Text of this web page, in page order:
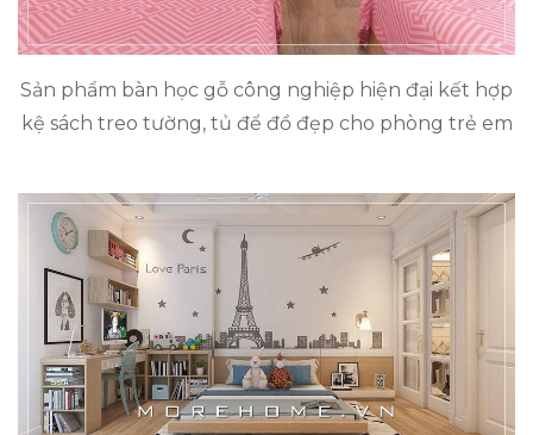
Sản phẩm bàn học gỗ công nghiệp hiện đại kết hợp
kệ sách treo tường, tủ để đồ đẹp cho phòng trẻ em